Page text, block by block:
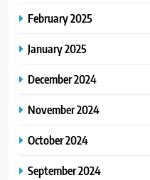
February 2025
January 2025
December 2024
November 2024
October 2024
September 2024